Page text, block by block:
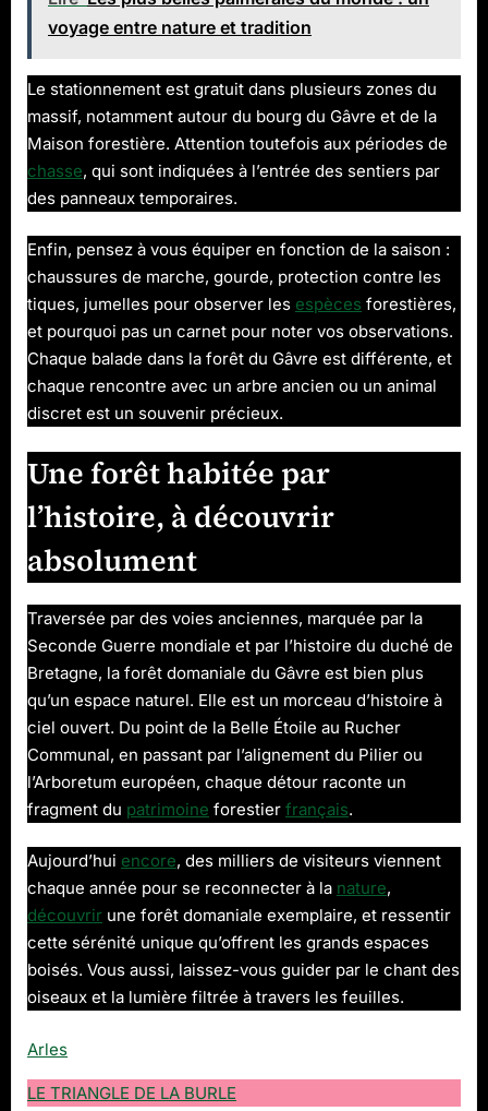
voyage entre nature et tradition
Le stationnement est gratuit dans plusieurs zones du
massif, notamment autour du bourg du Gâvre et de la
Maison forestière. Attention toutefois aux périodes de
chasse, qui sont indiquées à l’entrée des sentiers par
des panneaux temporaires.
Enfin, pensez à vous équiper en fonction de la saison :
chaussures de marche, gourde, protection contre les
tiques, jumelles pour observer les espèces forestières,
et pourquoi pas un carnet pour noter vos observations.
Chaque balade dans la forêt du Gâvre est différente, et
chaque rencontre avec un arbre ancien ou un animal
discret est un souvenir précieux.
Une forêt habitée par
l’histoire, à découvrir
absolument
Traversée par des voies anciennes, marquée par la
Seconde Guerre mondiale et par l’histoire du duché de
Bretagne, la forêt domaniale du Gâvre est bien plus
qu’un espace naturel. Elle est un morceau d’histoire à
ciel ouvert. Du point de la Belle Étoile au Rucher
Communal, en passant par l’alignement du Pilier ou
l’Arboretum européen, chaque détour raconte un
fragment du patrimoine forestier français.
Aujourd’hui encore, des milliers de visiteurs viennent
chaque année pour se reconnecter à la nature,
découvrir une forêt domaniale exemplaire, et ressentir
cette sérénité unique qu’offrent les grands espaces
boisés. Vous aussi, laissez-vous guider par le chant des
oiseaux et la lumière filtrée à travers les feuilles.
Arles
LE TRIANGLE DE LA BURLE